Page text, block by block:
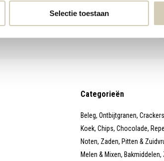
Selectie toestaan
Categorieën
Beleg, Ontbijtgranen,
Koek, Chips, Chocolade,
Noten, Zaden, Pitten &
Melen & Mixen,